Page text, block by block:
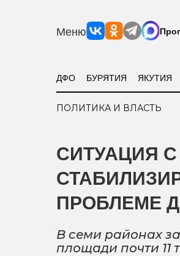
Меню
ДФО БУРЯТИЯ ЯКУТИЯ
ПОЛИТИКА И ВЛАСТЬ
СИТУАЦИЯ
ПРОБЛЕМЕ
В семи районах
площади почти 11